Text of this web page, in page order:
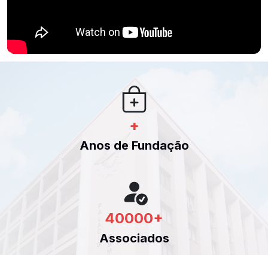
+
Anos de Fundação
40000+
Associados